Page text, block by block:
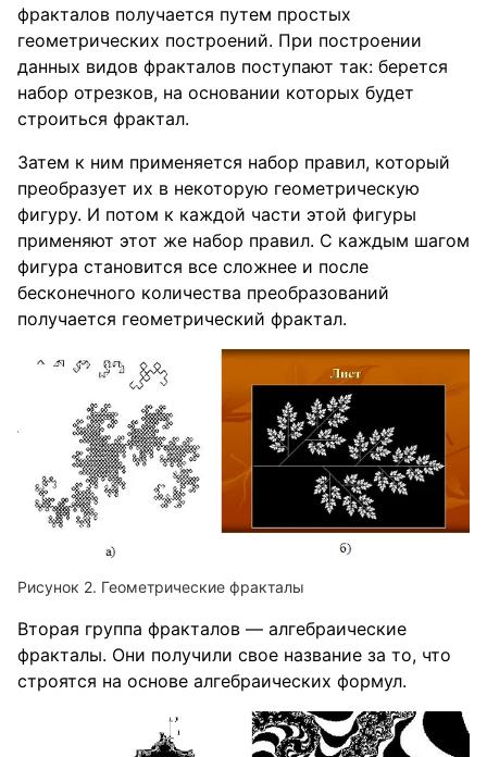
фракталов получается путем простых
геометрических построений. При построении
данных видов фракталов поступают так: берется
набор отрезков, на основании которых будет
строиться фрактал.
Затем к ним применяется набор правил, который
преобразует их в некоторую геометрическую
фигуру. И потом к каждой части этой фигуры
применяют этот же набор правил. С каждым шагом
фигура становится все сложнее и после
бесконечного количества преобразований
получается геометрический фрактал.
Геометрические фракталы
Вторая группа фракталов — алгебраические
фракталы. Они получили свое название за то, что
строятся на основе алгебраических формул.